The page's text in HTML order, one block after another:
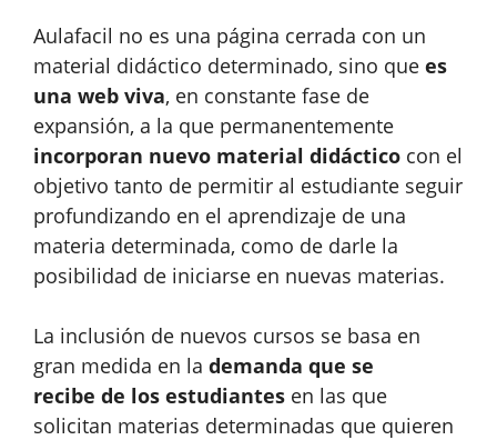
Aulafacil no es una página cerrada con un
material didáctico determinado, sino que es
una web viva, en constante fase de
expansión, a la que permanentemente
incorporan nuevo material didáctico con el
objetivo tanto de permitir al estudiante seguir
profundizando en el aprendizaje de una
materia determinada, como de darle la
posibilidad de iniciarse en nuevas materias.
La inclusión de nuevos cursos se basa en
gran medida en la demanda que se
recibe de los estudiantes en las que
solicitan materias determinadas que quieren